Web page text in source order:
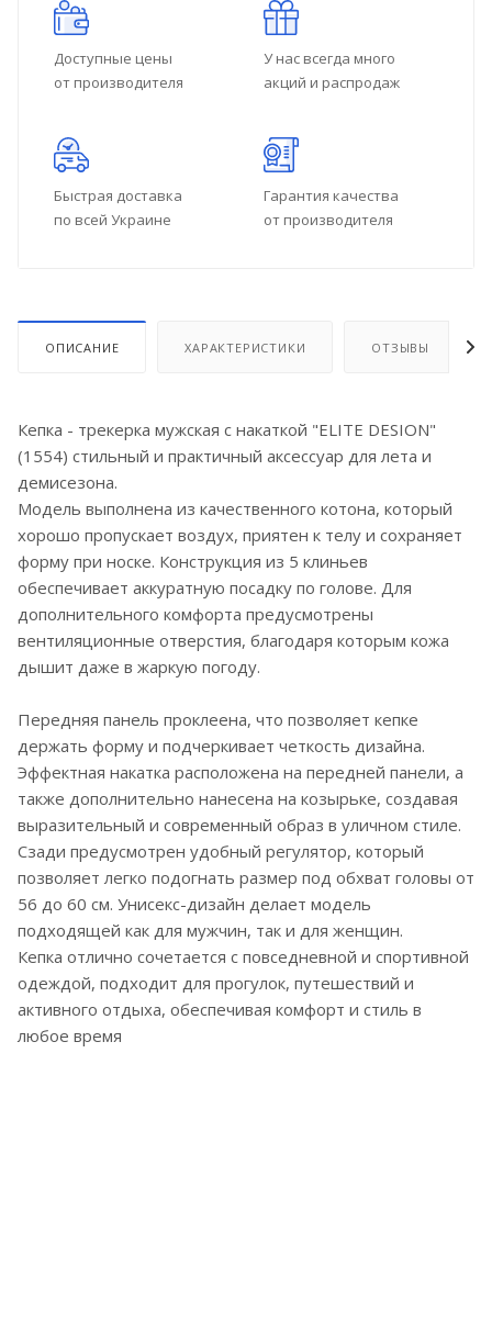
Доступные цены
от производителя
У нас всегда много
акций и распродаж
Быстрая доставка
по всей Украине
Гарантия качества
от производителя
ОПИСАНИЕ ХАРАКТЕРИСТИКИ ОТЗЫВЫ
Кепка - трекерка мужская с накаткой "ELITE DESION"
(1554) стильный и практичный аксессуар для лета и
демисезона.
Модель выполнена из качественного котона, который
хорошо пропускает воздух, приятен к телу и сохраняет
форму при носке. Конструкция из 5 клиньев
обеспечивает аккуратную посадку по голове. Для
дополнительного комфорта предусмотрены
вентиляционные отверстия, благодаря которым кожа
дышит даже в жаркую погоду.
Передняя панель проклеена, что позволяет кепке
держать форму и подчеркивает четкость дизайна.
Эффектная накатка расположена на передней панели, а
также дополнительно нанесена на козырьке, создавая
выразительный и современный образ в уличном стиле.
Сзади предусмотрен удобный регулятор, который
позволяет легко подогнать размер под обхват головы от
56 до 60 см. Унисекс-дизайн делает модель
подходящей как для мужчин, так и для женщин.
Кепка отлично сочетается с повседневной и спортивной
одеждой, подходит для прогулок, путешествий и
активного отдыха, обеспечивая комфорт и стиль в
любое время